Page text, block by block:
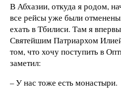
В Абхазии, откуда я родом,
все рейсы уже были
ехать в Тбилиси. Там я
Святейшим Патриархом
том, что хочу поступить в
заметил:
– У нас тоже есть монастыри.